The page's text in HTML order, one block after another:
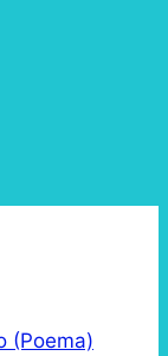
(Poema)